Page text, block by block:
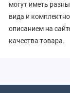
могут иметь
вида и
описанием на
качества товара.